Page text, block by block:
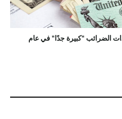
الضرائب "كبيرة جدًا" في عام